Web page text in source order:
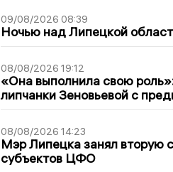
09/08/2026 08:39
Ночью над Липецкой
08/08/2026 19:12
«Она выполнила свою
липчанки Зеновьевой с
08/08/2026 14:23
Мэр Липецка занял вторую
субъектов ЦФО